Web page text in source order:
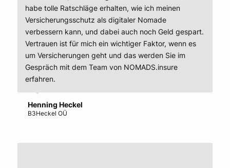
habe tolle Ratschläge erhalten, wie ich meinen
Versicherungsschutz als digitaler Nomade
verbessern kann, und dabei auch noch Geld gespart.
Vertrauen ist für mich ein wichtiger Faktor, wenn es
um Versicherungen geht und das werden Sie im
Gespräch mit dem Team von NOMADS.insure
erfahren.
Henning Heckel
B3Heckel OÜ